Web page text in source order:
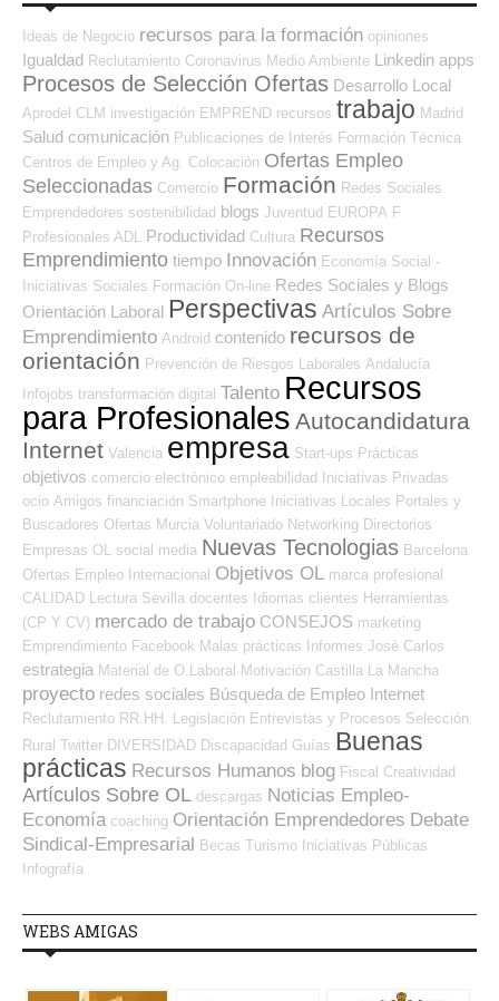
Ideas de Negocio recursos para la formación opiniones
Igualdad Reclutamiento Coronavirus Medio Ambiente Linkedin apps
Procesos de Selección Ofertas Desarrollo Local
Aprodel CLM investigación EMPREND recursos trabajo Madrid
Salud comunicación Publicaciones de Interés Formación Técnica
Centros de Empleo y Ag. Colocación Ofertas Empleo
Seleccionadas Comercio Formación Redes Sociales
Emprendedores sostenibilidad blogs Juventud EUROPA F
Profesionales ADL Productividad Cultura Recursos
Emprendimiento tiempo Innovación Economía Social -
Iniciativas Sociales Formación On-line Redes Sociales y Blogs
Orientación Laboral Perspectivas Artículos Sobre
Emprendimiento Android contenido recursos de
orientación Prevención de Riesgos Laborales Andalucía
Infojobs transformación digital Talento Recursos
para Profesionales Autocandidatura
Internet Valencia empresa Start-ups Prácticas
objetivos comercio electrónico empleabilidad
Iniciativas Privadas
ocio Amigos financiación Smartphone Iniciativas Locales Portales y
Buscadores Ofertas Murcia Voluntariado Networking Directorios
Empresas OL social media Nuevas Tecnologias Barcelona
Ofertas Empleo Internacional Objetivos OL marca profesional
CALIDAD Lectura Sevilla docentes Idiomas clientes Herramientas
(CP Y CV) mercado de trabajo CONSEJOS marketing
Emprendimiento Facebook Malas prácticas Informes José Carlos
estrategia Material de O.Laboral Motivación Castilla La Mancha
proyecto redes sociales Búsqueda de Empleo Internet
Reclutamiento RR.HH. Legislación Entrevistas y Procesos Selección
Rural Twitter DIVERSIDAD Discapacidad Guías Buenas
prácticas Recursos Humanos blog Fiscal Creatividad
Artículos Sobre OL descargas Noticias Empleo-
Economía coaching Orientación Emprendedores Debate
Sindical-Empresarial Becas Turismo Iniciativas Públicas
Infografía
WEBS AMIGAS